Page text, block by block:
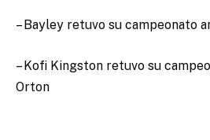
– Bayley retuvo su campeonato
– Kofi Kingston retuvo su
Orton